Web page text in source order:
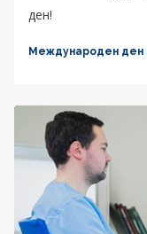
ден!
Международен ден